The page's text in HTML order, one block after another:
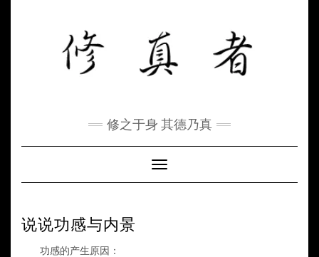
修之于身 其德乃真
Toggle Navigation
说说功感与内景
功感的产生原因：